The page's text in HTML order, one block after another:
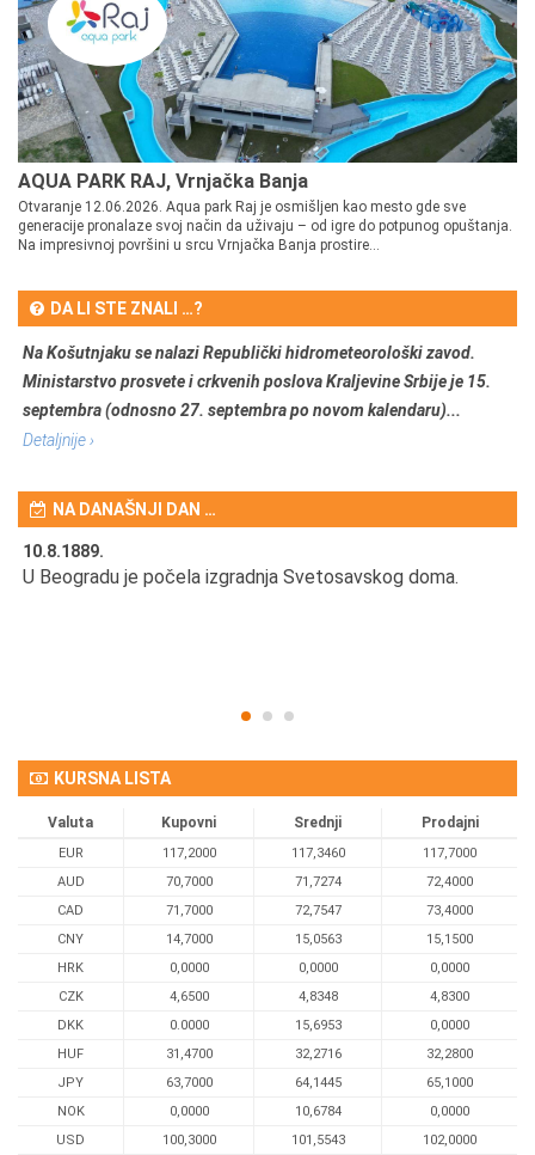
AQUA PARK RAJ, Vrnjačka Banja
Otvaranje 12.06.2026. Aqua park Raj je osmišljen kao mesto gde sve
generacije pronalaze svoj način da uživaju – od igre do potpunog opuštanja.
Na impresivnoj površini u srcu Vrnjačka Banja prostire...
DA LI STE ZNALI …?
Na Košutnjaku se nalazi Republički hidrometeorološki zavod.
Ministarstvo prosvete i crkvenih poslova Kraljevine Srbije je 15.
septembra (odnosno 27. septembra po novom kalendaru)...
Detaljnije ›
NA DANAŠNJI DAN …
10.8.1889.
U Beogradu je počela izgradnja Svetosavskog doma.
KURSNA LISTA
Valuta Kupovni Srednji Prodajni
EUR 117,2000 117,3460
117,7000
AUD
70,7000 71,7274
72,4000
CAD
71,7000 72,7547
73,4000
CNY
14,7000 15,0563
15,1500
HRK
0,0000 0,0000
0,0000
CZK
4,6500 4,8348
4,8300
DKK
0.0000 15,6953
0,0000
HUF
31,4700 32,2716
32,2800
JPY
63,7000 64,1445
65,1000
NOK
0,0000 10,6784
0,0000
USD
100,3000 101,5543 102,0000